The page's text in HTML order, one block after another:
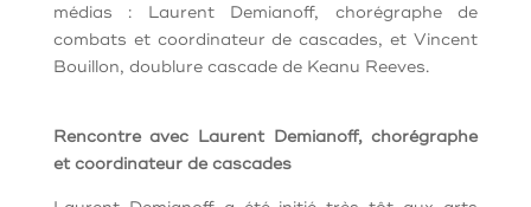
médias : Laurent Demianoff, chorégraphe de
combats et coordinateur de cascades, et Vincent
Bouillon, doublure cascade de Keanu Reeves.
Rencontre avec Laurent Demianoff, chorégraphe
et coordinateur de cascades